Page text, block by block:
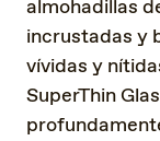
almohadillas
incrustadas y
vívidas y
SuperThin